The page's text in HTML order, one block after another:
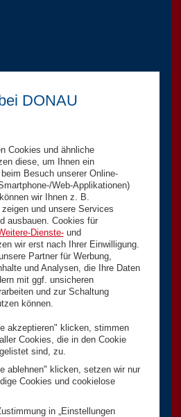
DONAU
Cookies und ähnliche
diese, um Ihnen ein
Besuch unserer Online-
Web-Applikationen)
wir Ihnen z. B.
und unsere Services
ausbauen. Cookies für
Dienste-und
wir erst nach Ihrer Einwilligung.
Partner für Werbung,
und Analysen, die Ihre Daten
mit ggf. unsicheren
und zur Schaltung
können.
akzeptieren" klicken, stimmen
Cookies, die in den Cookie
sind, zu.
ablehnen" klicken, setzen wir nur
Cookies und cookielose
in „Einstellungen